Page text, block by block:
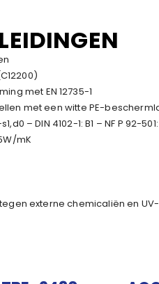
met EN 12735-1
met een witte PE-
– DIN 4102-1: B1 – NF P 92-501:
mK
externe chemicaliën en